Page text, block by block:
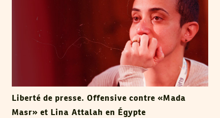
Liberté de presse. Offensive contre «Mada
Masr» et Lina Attalah en Égypte